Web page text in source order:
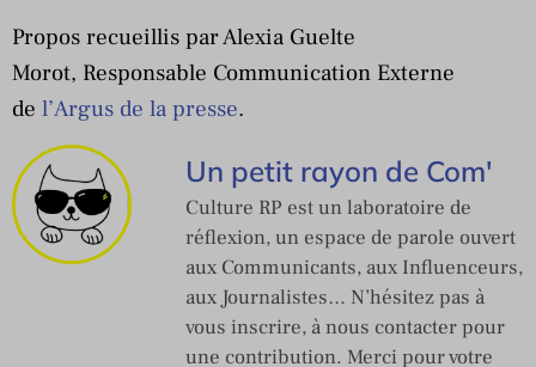
Propos recueillis par Alexia Guelte
Morot, Responsable Communication Externe
de l’Argus de la presse.
Un petit rayon de Com'
Culture RP est un laboratoire de
réflexion, un espace de parole ouvert
aux Communicants, aux Influenceurs,
aux Journalistes… N’hésitez pas à
vous inscrire, à nous contacter pour
une contribution. Merci pour votre